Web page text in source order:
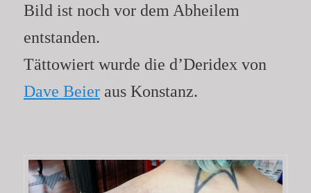
Bild ist noch vor dem Abheilem
entstanden.
Tättowiert wurde die d’Deridex von
Dave Beier aus Konstanz.